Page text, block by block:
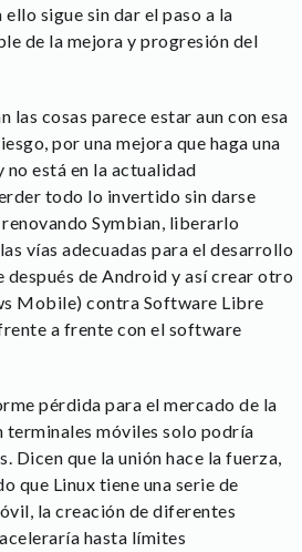
sigue sin dar el paso a la
de la mejora y progresión del
cosas parece estar aun con esa
por una mejora que haga una
está en la actualidad
todo lo invertido sin darse
Symbian, liberarlo
vías adecuadas para el desarrollo
de Android y así crear otro
Mobile) contra Software Libre
a frente con el software
pérdida para el mercado de la
móviles solo podría
Dicen que la unión hace la fuerza,
que Linux tiene una serie de
la creación de diferentes
hasta límites